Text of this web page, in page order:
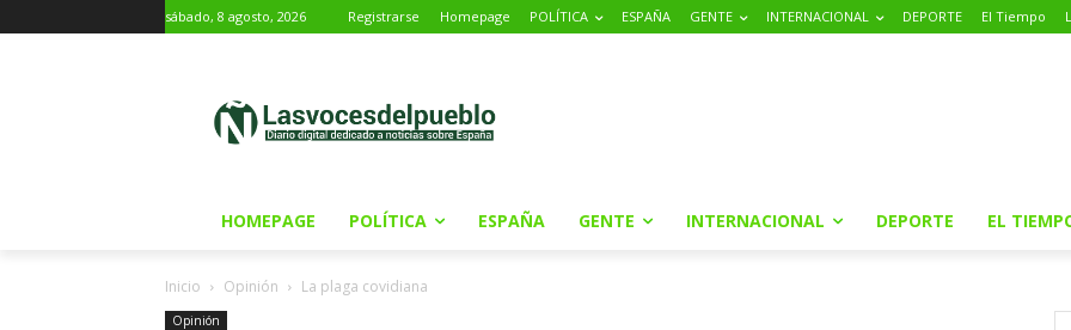
sábado, 8 agosto, 2026 Registrarse Homepage POLÍTICA ESPAÑA GENTE INTERNACIONAL DEPORTE El Tiempo
HOMEPAGE POLÍTICA ESPAÑA GENTE INTERNACIONAL DEPORTE EL
Inicio Opinión La plaga covidiana
Opinión